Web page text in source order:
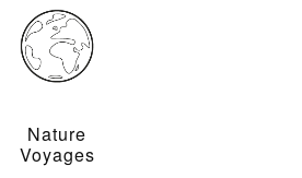
Nature
Voyages